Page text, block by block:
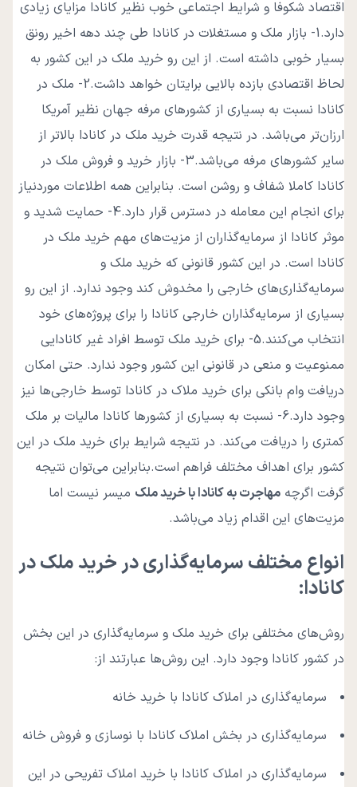
اقتصاد شکوفا و شرایط اجتماعی خوب نظیر کانادا مزایای زیادی
دارد.1- بازار ملک و مستغلات در کانادا طی چند دهه اخیر رونق
بسیار خوبی داشته است. از این رو خرید ملک در این کشور به
لحاظ اقتصادی بازده بالایی برایتان خواهد داشت.2- ملک در
کانادا نسبت به بسیاری از کشورهای مرفه جهان نظیر آمریکا
ارزان‌تر می‌باشد. در نتیجه قدرت خرید ملک در کانادا بالاتر از
سایر کشورهای مرفه می‌باشد.3- بازار خرید و فروش ملک در
کانادا کاملا شفاف و روشن است. بنابراین همه اطلاعات موردنیاز
برای انجام این معامله در دسترس قرار دارد.4- حمایت شدید و
موثر کانادا از سرمایه‌گذاران از مزیت‌های مهم خرید ملک در
کانادا است. در این کشور قانونی که خرید ملک و
سرمایه‌گذاری‌های خارجی را مخدوش کند وجود ندارد. از این رو
بسیاری از سرمایه‌گذاران خارجی کانادا را برای پروژه‌های خود
انتخاب می‌کنند.5- برای خرید ملک توسط افراد غیر کانادایی
ممنوعیت و منعی در قانونی این کشور وجود ندارد. حتی امکان
دریافت وام بانکی برای خرید ملاک در کانادا توسط خارجی‌ها نیز
وجود دارد.6- نسبت به بسیاری از کشورها کانادا مالیات بر ملک
کمتری را دریافت می‌کند. در نتیجه شرایط برای خرید ملک در این
کشور برای اهداف مختلف فراهم است.بنابراین می‌توان نتیجه
گرفت اگرچه مهاجرت به کانادا با خرید ملک میسر نیست اما
مزیت‌های این اقدام زیاد می‌باشد.
انواع مختلف سرمایه‌گذاری در خرید ملک در
کانادا:
روش‌های مختلفی برای خرید ملک و سرمایه‌گذاری در این بخش
در کشور کانادا وجود دارد. این روش‌ها عبارتند از:
سرمایه‌گذاری در املاک کانادا با خرید خانه
سرمایه‌گذاری در بخش املاک کانادا با نوسازی و فروش خانه
سرمایه‌گذاری در املاک کانادا با خرید املاک تفریحی در این